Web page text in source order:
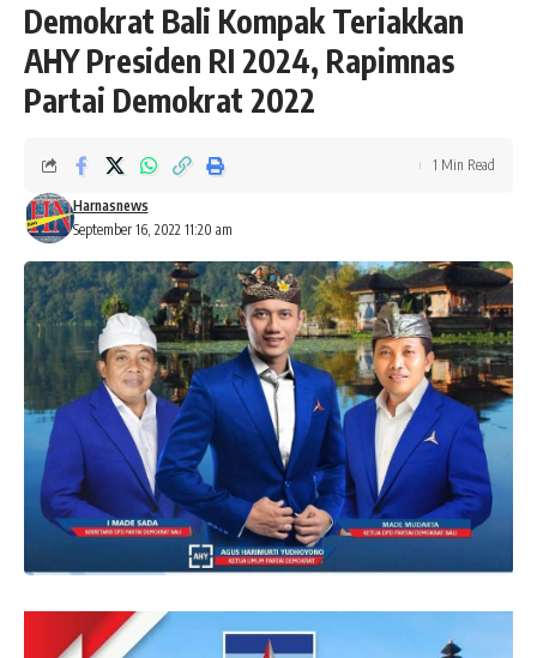
Demokrat Bali Kompak Teriakkan
AHY Presiden RI 2024, Rapimnas
Partai Demokrat 2022
September 16, 2022 11:20 am
Harnasnews
1 Min Read